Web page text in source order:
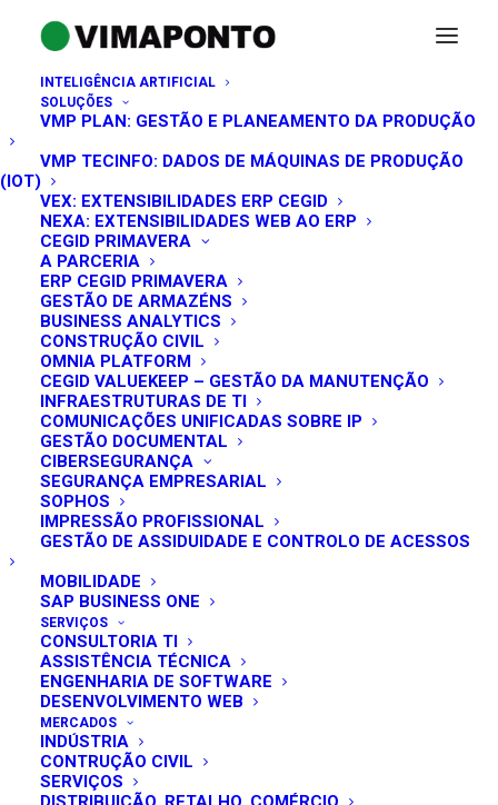
INTELIGÊNCIA ARTIFICIAL
SOLUÇÕES
VMP PLAN: GESTÃO E PLANEAMENTO DA PRODUÇÃO
VMP TECINFO: DADOS DE MÁQUINAS DE PRODUÇÃO
(IOT)
VEX: EXTENSIBILIDADES ERP CEGID
NEXA: EXTENSIBILIDADES WEB AO ERP
CEGID PRIMAVERA
A PARCERIA
ERP CEGID PRIMAVERA
GESTÃO DE ARMAZÉNS
BUSINESS ANALYTICS
CONSTRUÇÃO CIVIL
OMNIA PLATFORM
CEGID VALUEKEEP – GESTÃO DA MANUTENÇÃO
INFRAESTRUTURAS DE TI
COMUNICAÇÕES UNIFICADAS SOBRE IP
GESTÃO DOCUMENTAL
CIBERSEGURANÇA
SEGURANÇA EMPRESARIAL
SOPHOS
IMPRESSÃO PROFISSIONAL
GESTÃO DE ASSIDUIDADE E CONTROLO DE ACESSOS
MOBILIDADE
SAP BUSINESS ONE
SERVIÇOS
CONSULTORIA TI
ASSISTÊNCIA TÉCNICA
ENGENHARIA DE SOFTWARE
DESENVOLVIMENTO WEB
MERCADOS
INDÚSTRIA
CONTRUÇÃO CIVIL
SERVIÇOS
MANTENHA-SE A PAR DAS
NOSSAS NOVIDADES!